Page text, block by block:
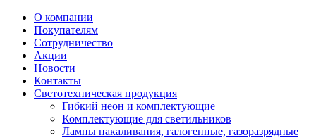
О компании
Покупателям
Сотрудничество
Акции
Новости
Контакты
Светотехническая продукция
Гибкий неон и комплектующие
Комплектующие для светильников
Лампы накаливания, галогенные, газоразрядные